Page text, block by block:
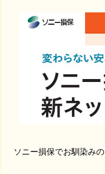
ソニー損保でお馴染み